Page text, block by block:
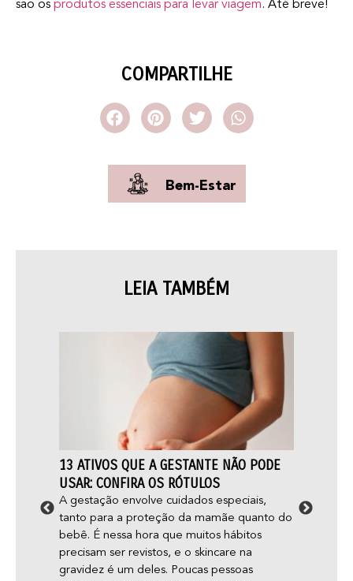
são os produtos essenciais para levar viagem. Até breve!
COMPARTILHE
Bem-Estar
LEIA TAMBÉM
13 ATIVOS QUE A GESTANTE NÃO PODE
USAR: CONFIRA OS RÓTULOS
A gestação envolve cuidados especiais,
tanto para a proteção da mamãe quanto do
bebê. É nessa hora que muitos hábitos
precisam ser revistos, e o skincare na
gravidez é um deles. Poucas pessoas